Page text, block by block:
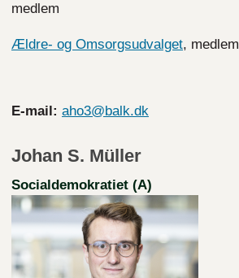
medlem
Ældre- og Omsorgsudvalget, medlem
E-mail: aho3@balk.dk
Johan S. Müller
Socialdemokratiet (A)